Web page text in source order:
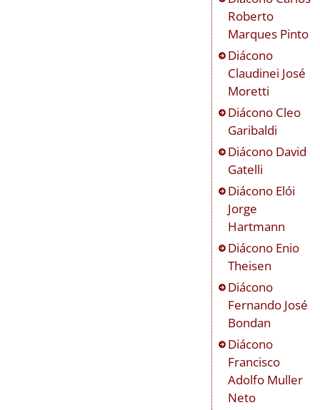
Roberto
Marques Pinto
Diácono
Claudinei José
Moretti
Diácono Cleo
Garibaldi
Diácono David
Gatelli
Diácono Elói
Jorge
Hartmann
Diácono Enio
Theisen
Diácono
Fernando José
Bondan
Diácono
Francisco
Adolfo Muller
Neto